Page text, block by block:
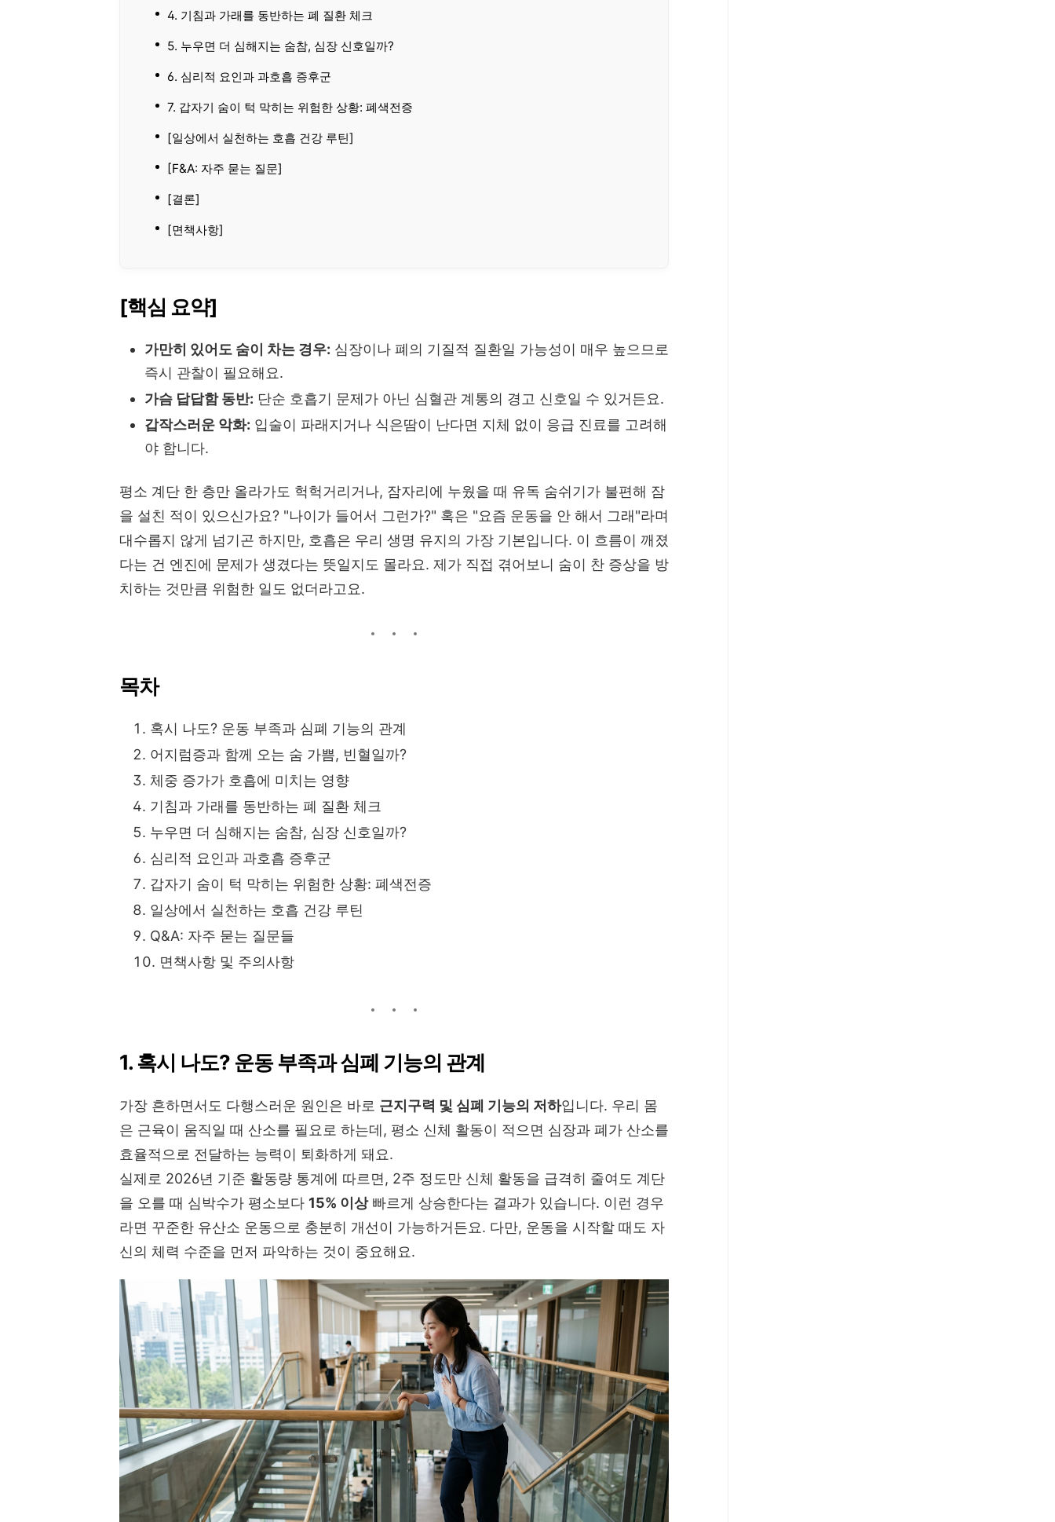
4. 기침과 가래를 동반하는 폐 질환 체크
5. 누우면 더 심해지는 숨참, 심장 신호일까?
6. 심리적 요인과 과호흡 증후군
7. 갑자기 숨이 턱 막히는 위험한 상황: 폐색전증
[일상에서 실천하는 호흡 건강 루틴]
[F&A: 자주 묻는 질문]
[결론]
[면책사항]
[핵심 요약]
가만히 있어도 숨이 차는 경우: 심장이나 폐의 기질적 질환일 가능성이 매우 높으므로
즉시 관찰이 필요해요.
가슴 답답함 동반: 단순 호흡기 문제가 아닌 심혈관 계통의 경고 신호일 수 있거든요.
갑작스러운 악화: 입술이 파래지거나 식은땀이 난다면 지체 없이 응급 진료를 고려해
야 합니다.
평소 계단 한 층만 올라가도 헉헉거리거나, 잠자리에 누웠을 때 유독 숨쉬기가 불편해 잠
을 설친 적이 있으신가요? "나이가 들어서 그런가?" 혹은 "요즘 운동을 안 해서 그래"라며
대수롭지 않게 넘기곤 하지만, 호흡은 우리 생명 유지의 가장 기본입니다. 이 흐름이 깨졌
다는 건 엔진에 문제가 생겼다는 뜻일지도 몰라요. 제가 직접 겪어보니 숨이 찬 증상을 방
치하는 것만큼 위험한 일도 없더라고요.
목차
혹시 나도? 운동 부족과 심폐 기능의 관계
어지럼증과 함께 오는 숨 가쁨, 빈혈일까?
체중 증가가 호흡에 미치는 영향
기침과 가래를 동반하는 폐 질환 체크
누우면 더 심해지는 숨참, 심장 신호일까?
심리적 요인과 과호흡 증후군
갑자기 숨이 턱 막히는 위험한 상황: 폐색전증
일상에서 실천하는 호흡 건강 루틴
Q&A: 자주 묻는 질문들
면책사항 및 주의사항
1. 혹시 나도? 운동 부족과 심폐 기능의 관계
가장 흔하면서도 다행스러운 원인은 바로 근지구력 및 심폐 기능의 저하입니다. 우리 몸
은 근육이 움직일 때 산소를 필요로 하는데, 평소 신체 활동이 적으면 심장과 폐가 산소를
효율적으로 전달하는 능력이 퇴화하게 돼요.
실제로 2026년 기준 활동량 통계에 따르면, 2주 정도만 신체 활동을 급격히 줄여도 계단
을 오를 때 심박수가 평소보다 15% 이상빠르게 상승한다는 결과가 있습니다. 이런 경우
라면 꾸준한 유산소 운동으로 충분히 개선이 가능하거든요. 다만, 운동을 시작할 때도 자
신의 체력 수준을 먼저 파악하는 것이 중요해요.